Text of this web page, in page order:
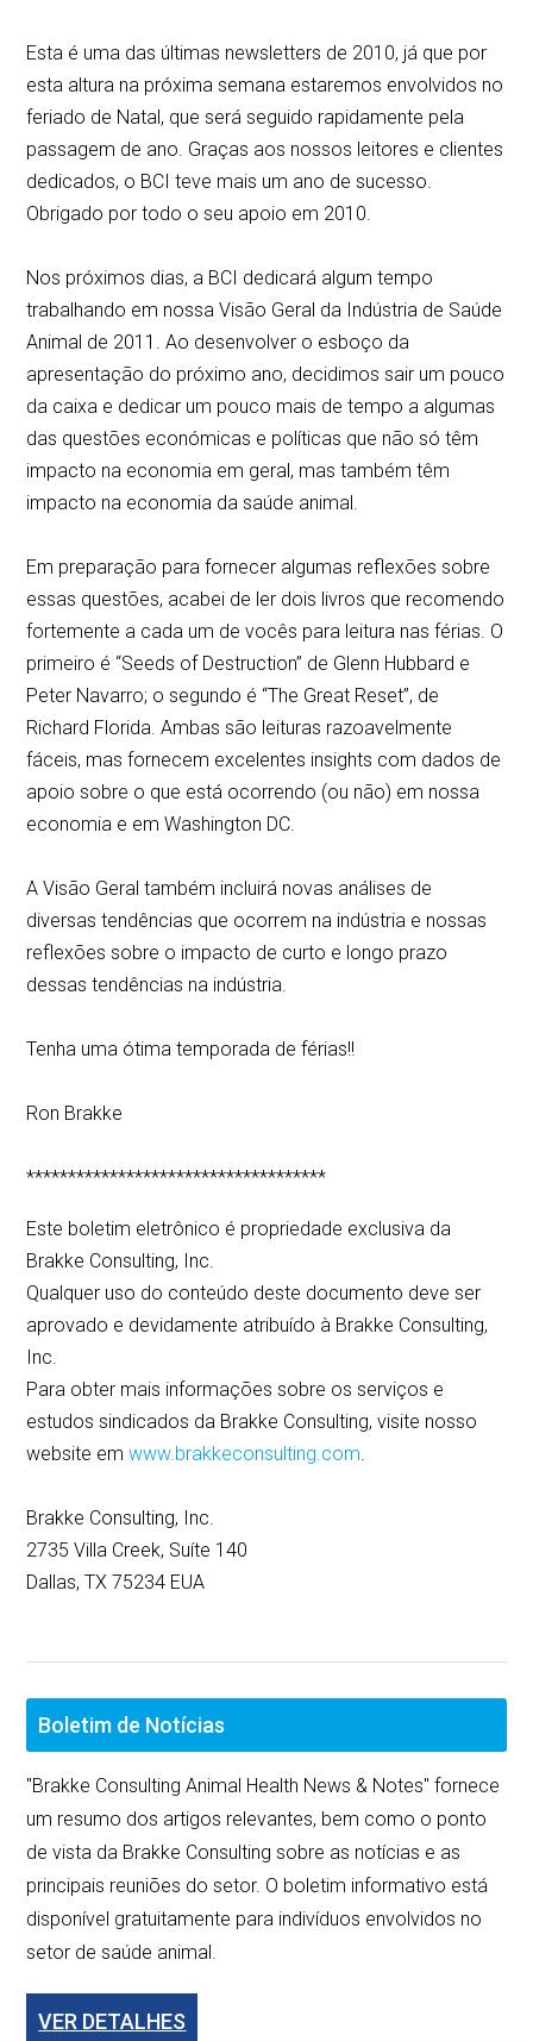
Esta é uma das últimas newsletters de 2010, já que por
esta altura na próxima semana estaremos envolvidos no
feriado de Natal, que será seguido rapidamente pela
passagem de ano. Graças aos nossos leitores e clientes
dedicados, o BCI teve mais um ano de sucesso.
Obrigado por todo o seu apoio em 2010.
Nos próximos dias, a BCI dedicará algum tempo
trabalhando em nossa Visão Geral da Indústria de Saúde
Animal de 2011. Ao desenvolver o esboço da
apresentação do próximo ano, decidimos sair um pouco
da caixa e dedicar um pouco mais de tempo a algumas
das questões económicas e políticas que não só têm
impacto na economia em geral, mas também têm
impacto na economia da saúde animal.
Em preparação para fornecer algumas reflexões sobre
essas questões, acabei de ler dois livros que recomendo
fortemente a cada um de vocês para leitura nas férias. O
primeiro é “Seeds of Destruction” de Glenn Hubbard e
Peter Navarro; o segundo é “The Great Reset”, de
Richard Florida. Ambas são leituras razoavelmente
fáceis, mas fornecem excelentes insights com dados de
apoio sobre o que está ocorrendo (ou não) em nossa
economia e em Washington DC.
A Visão Geral também incluirá novas análises de
diversas tendências que ocorrem na indústria e nossas
reflexões sobre o impacto de curto e longo prazo
dessas tendências na indústria.
Tenha uma ótima temporada de férias!!
Ron Brakke
************************************
Este boletim eletrônico é propriedade exclusiva da
Brakke Consulting, Inc.
Qualquer uso do conteúdo deste documento deve ser
aprovado e devidamente atribuído à Brakke Consulting,
Inc.
Para obter mais informações sobre os serviços e
estudos sindicados da Brakke Consulting, visite nosso
website emwww.brakkeconsulting.com.
Brakke Consulting, Inc.
2735 Villa Creek, Suíte 140
Dallas, TX 75234 EUA
Boletim de Notícias
"Brakke Consulting Animal Health News & Notes" fornece
um resumo dos artigos relevantes, bem como o ponto
de vista da Brakke Consulting sobre as notícias e as
principais reuniões do setor. O boletim informativo está
disponível gratuitamente para indivíduos envolvidos no
setor de saúde animal.
VER DETALHES